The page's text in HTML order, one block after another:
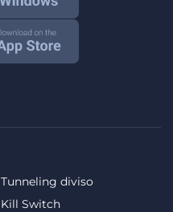
Tunneling diviso
Kill Switch